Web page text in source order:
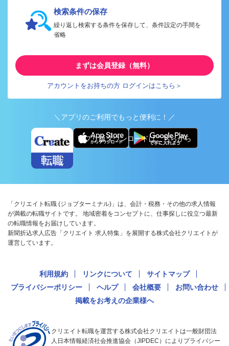
検索条件の保存
繰り返し検索する条件を保存して、条件設定の手間を
省略
まずは会員登録（無料）
アカウントをお持ちの方 ログインはこちら＞
＼アプリのご利用でもっと便利に！／
アプリ版ダウンロードはこちらから
「クリエイト転職 (ジョブターミナル)」は、会計・税務・その他の求人情報
が満載の転職サイトです。 地域密着をコンセプトに、仕事探しに役立つ最新
の転職情報をお届けしています。
新聞折込求人広告「クリエイト 求人特集」を展開する株式会社クリエイトが
運営しています。
利用規約 リンクについて
サイトマップ
プライバシーポリシー
ヘルプ 会社概要
お問い合わせ
掲載をお考えの企業様へ
クリエイト転職を運営する株式会社クリエイトは一般財団法
人日本情報経済社会推進協会（JIPDEC）によりプライバシー